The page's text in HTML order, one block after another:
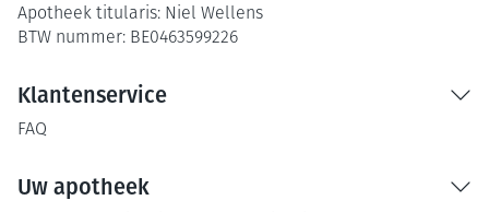
Apotheek titularis: Niel Wellens
BTW nummer: BE0463599226
Klantenservice
FAQ
Uw apotheek